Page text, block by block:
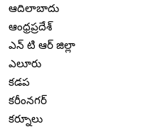
ఆదిలాబాదు
ఆంధ్రప్రదేశ్
ఎన్ టి ఆర్ జిల్లా
ఎలూరు
కడప
కరీంనగర్
కర్నూలు